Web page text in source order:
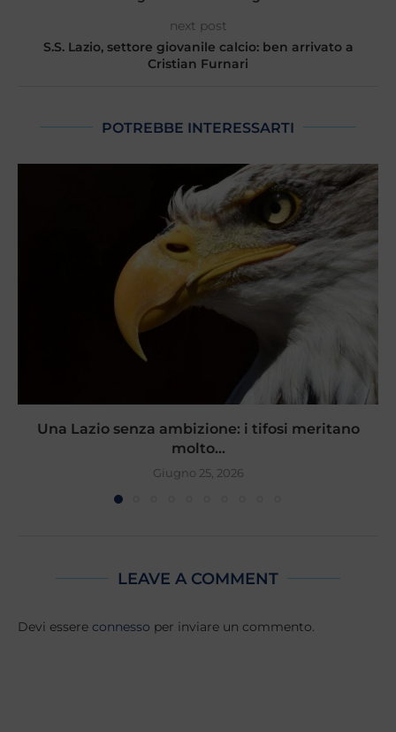
next post
S.S. Lazio, settore giovanile calcio: ben arrivato a
Cristian Furnari
POTREBBE INTERESSARTI
Una Lazio senza ambizione: i tifosi meritano
molto...
Giugno 25, 2026
LEAVE A COMMENT
Devi essere connesso per inviare un commento.